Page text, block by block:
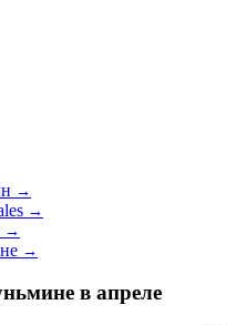
→
→
→
→
в апреле